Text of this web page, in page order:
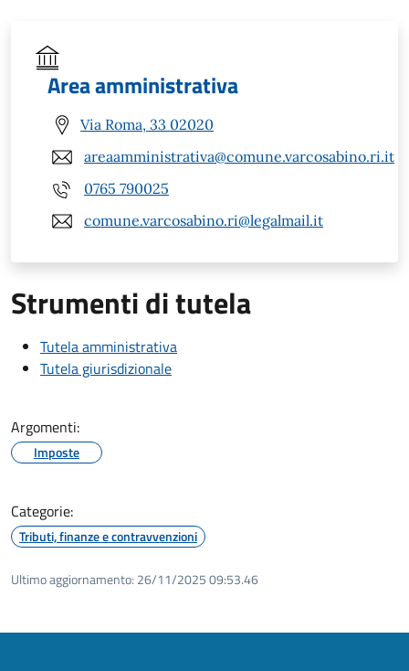
Area amministrativa
Via Roma, 33 02020
areaamministrativa@comune.varcosabino.ri.it
0765 790025
comune.varcosabino.ri@legalmail.it
Strumenti di tutela
Tutela amministrativa
Tutela giurisdizionale
Argomenti:
Imposte
Categorie:
Tributi, finanze e contravvenzioni
Ultimo aggiornamento: 26/11/2025 09:53.46